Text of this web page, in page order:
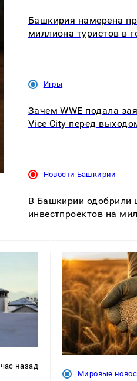
Башкирия намерена
миллиона туристов в
Игры
Зачем WWE подала
Vice City перед
Новости Башкирии
В Башкирии одобрили
инвестпроектов на
час назад
Мировые